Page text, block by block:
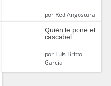
porRed Angostura
Quién le pone el
cascabel
porLuis Britto
García